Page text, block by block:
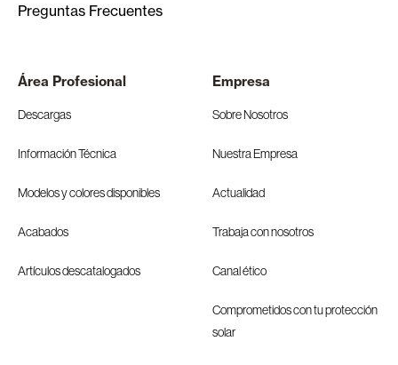
Preguntas Frecuentes
Área Profesional
Descargas
Información Técnica
Modelos y colores disponibles
Acabados
Artículos descatalogados
Empresa
Sobre Nosotros
Nuestra Empresa
Actualidad
Trabaja con nosotros
Canal ético
Comprometidos con tu protección
solar